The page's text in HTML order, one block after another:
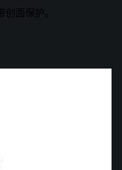
面保护。